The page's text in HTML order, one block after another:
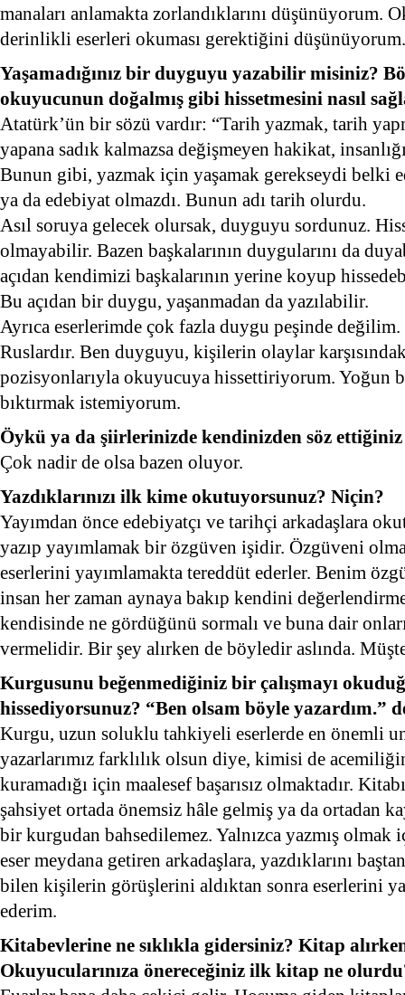
manaları anlamakta zorlandıklarını düşünüyorum.
derinlikli eserleri okuması gerektiğini düşünüyorum.
Yaşamadığınız bir duyguyu yazabilir misiniz?
okuyucunun doğalmış gibi hissetmesini nasıl
Atatürk’ün bir sözü vardır: “Tarih yazmak, tarih
yapana sadık kalmazsa değişmeyen hakikat,
Bunun gibi, yazmak için yaşamak gerekseydi belki
ya da edebiyat olmazdı. Bunun adı tarih olurdu.
Asıl soruya gelecek olursak, duyguyu sordunuz.
olmayabilir. Bazen başkalarının duygularını da
açıdan kendimizi başkalarının yerine koyup
Bu açıdan bir duygu, yaşanmadan da yazılabilir.
Ayrıca eserlerimde çok fazla duygu peşinde
Ruslardır. Ben duyguyu, kişilerin olaylar
pozisyonlarıyla okuyucuya hissettiriyorum. Yoğun
bıktırmak istemiyorum.
Öykü ya da şiirlerinizde kendinizden söz
Çok nadir de olsa bazen oluyor.
Yazdıklarınızı ilk kime okutuyorsunuz? Niçin?
Yayımdan önce edebiyatçı ve tarihçi arkadaşlara
yazıp yayımlamak bir özgüven işidir. Özgüveni
eserlerini yayımlamakta tereddüt ederler. Benim
insan her zaman aynaya bakıp kendini
kendisinde ne gördüğünü sormalı ve buna dair
vermelidir. Bir şey alırken de böyledir aslında.
Kurgusunu beğenmediğiniz bir çalışmayı
hissediyorsunuz? “Ben olsam böyle yazardım.”
Kurgu, uzun soluklu tahkiyeli eserlerde en önemli
yazarlarımız farklılık olsun diye, kimisi de
kuramadığı için maalesef başarısız olmaktadır.
şahsiyet ortada önemsiz hâle gelmiş ya da ortadan
bir kurgudan bahsedilemez. Yalnızca yazmış olmak
eser meydana getiren arkadaşlara, yazdıklarını
bilen kişilerin görüşlerini aldıktan sonra eserlerini
ederim.
Kitabevlerine ne sıklıkla gidersiniz? Kitap
Okuyucularınıza önereceğiniz ilk kitap ne